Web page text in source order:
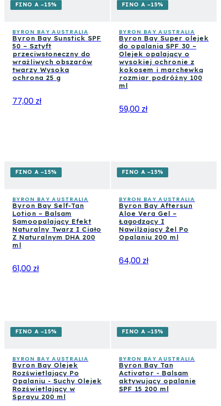
FINO A −15%
BYRON BAY AUSTRALIA
Byron Bay Sunstick SPF
50 – Sztyft
przeciwsłoneczny do
wrażliwych obszarów
twarzy Wysoka
ochrona 25 g
77,00 zł
FINO A −15%
BYRON BAY AUSTRALIA
Byron Bay Super olejek
do opalania SPF 30 –
Olejek opalający o
wysokiej ochronie z
kokosem i marchewką
rozmiar podróżny 100
ml
59,00 zł
FINO A −15%
BYRON BAY AUSTRALIA
Byron Bay Self-Tan
Lotion – Balsam
Samoopalający Efekt
Naturalny Twarz I Ciało
Z Naturalnym DHA 200
ml
61,00 zł
FINO A −15%
BYRON BAY AUSTRALIA
Byron Bay Aftersun
Aloe Vera Gel –
Łagodzący I
Nawilżający Żel Po
Opalaniu 200 ml
64,00 zł
FINO A −15%
BYRON BAY AUSTRALIA
Byron Bay Olejek
Rozświetlający Po
Opalaniu - Suchy Olejek
Rozświetlający w
Sprayu 200 ml
FINO A −15%
BYRON BAY AUSTRALIA
Byron Bay Tan
Activator - Balsam
aktywujący opalanie
SPF 15 200 ml